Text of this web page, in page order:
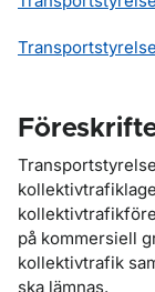
på kommersiell
kollektivtrafik
ska lämnas.